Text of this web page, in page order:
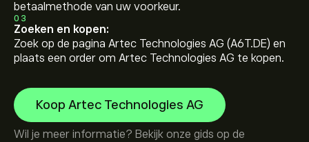
betaalmethode van uw voorkeur.
03
Zoeken en kopen:
Zoek op de pagina Artec Technologies AG (A6T.DE) en
plaats een order om Artec Technologies AG te kopen.
Koop Artec Technologies AG
Wil je meer informatie? Bekijk onze gids op de